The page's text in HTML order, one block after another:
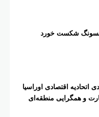
شکست خورد
اتحادیه اقتصادی اوراسیا
و همگرایی منطقه‌ای